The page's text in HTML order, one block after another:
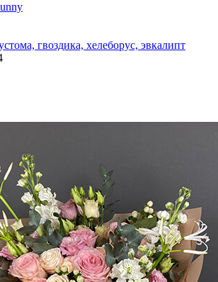
гвоздика, хелеборус, эвкалипт